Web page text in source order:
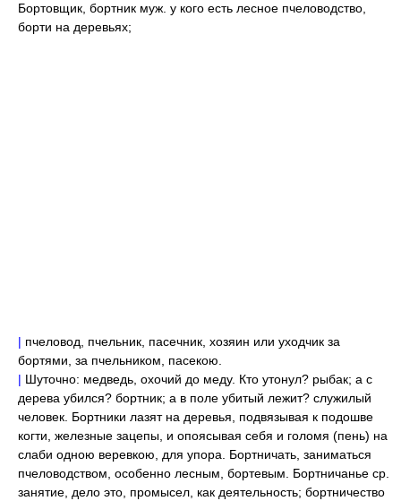
Бортовщик, бортник муж. у кого есть лесное пчеловодство,
борти на деревьях;
| пчеловод, пчельник, пасечник, хозяин или уходчик за
бортями, за пчельником, пасекою.
| Шуточно: медведь, охочий до меду. Кто утонул? рыбак; а с
дерева убился? бортник; а в поле убитый лежит? служилый
человек. Бортники лазят на деревья, подвязывая к подошве
когти, железные зацепы, и опоясывая себя и голомя (пень) на
слаби одною веревкою, для упора. Бортничать, заниматься
пчеловодством, особенно лесным, бортевым. Бортничанье ср.
занятие, дело это, промысел, как деятельность; бортничество